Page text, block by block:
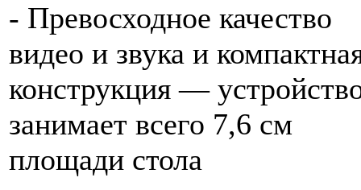
- Превосходное качество
видео и звука и
конструкция —
занимает всего 7,6 см
площади стола